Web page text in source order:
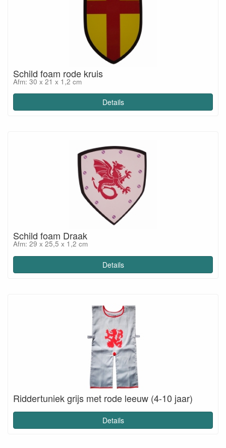
Schild foam rode kruis
Afm: 30 x 21 x 1,2 cm
Details
Schild foam Draak
Afm: 29 x 25,5 x 1,2 cm
Details
Riddertuniek grijs met rode leeuw (4-10 jaar)
Details